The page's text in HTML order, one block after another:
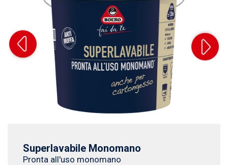
Superlavabile Monomano
Pronta all'uso monomano